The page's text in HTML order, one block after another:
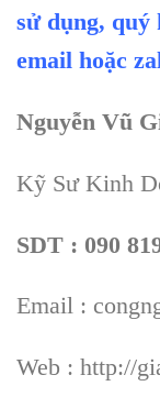
sử dụng, quý
email hoặc
Nguyễn Vũ
Kỹ Sư Kinh
SDT : 090
Email :
Web : http://